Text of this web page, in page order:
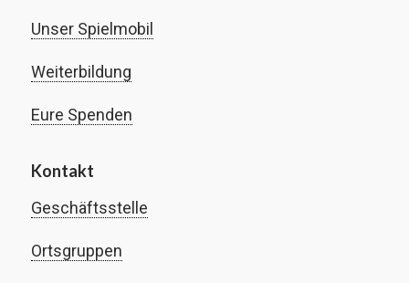
Unser Spielmobil
Weiterbildung
Eure Spenden
Kontakt
Geschäftsstelle
Ortsgruppen